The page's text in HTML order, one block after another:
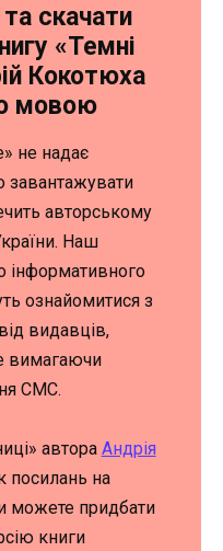
скачати
«Темні
Кокотюха
мовою
не надає
завантажувати
авторському
Наш
інформативного
ознайомитися з
видавців,
вимагаючи
СМС.
автора Андрія
посилань на
можете придбати
книги